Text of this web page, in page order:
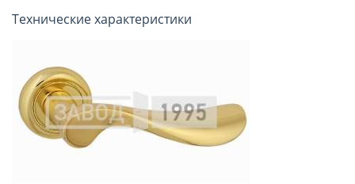
Технические характеристики